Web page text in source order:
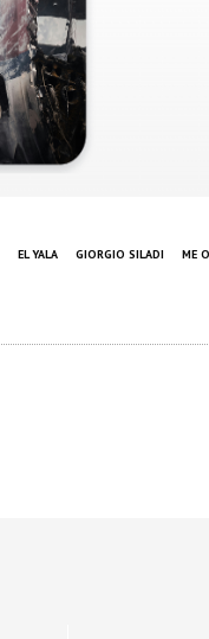
EL YALA GIORGIO SILADI ME